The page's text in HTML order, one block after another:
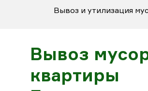
Вывоз и утилизация
Вывоз
квартиры